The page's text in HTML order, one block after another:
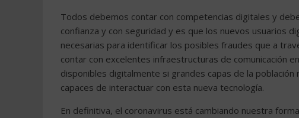
Todos debemos contar con competencias digitales y
confianza y con seguridad y es que los nuevos usuarios
necesarias para identificar los posibles fraudes que a
contar con excelentes infraestructuras de comunicación
disponibles digitalmente si grandes capas de la
capaces de interactuar con esta nueva tecnología.
En definitiva, el coronavirus está cambiando nuestra